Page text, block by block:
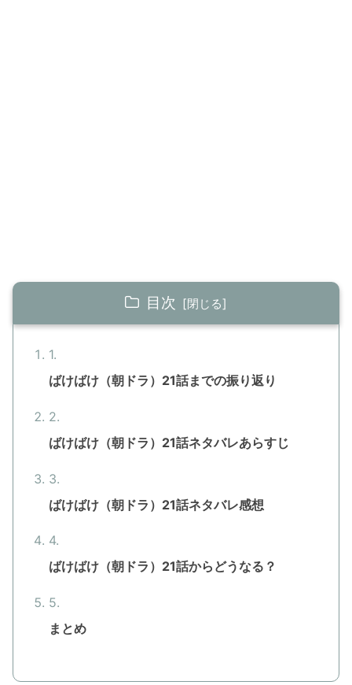
目次
ばけばけ（朝ドラ）21話までの振り返り
ばけばけ（朝ドラ）21話ネタバレあらすじ
ばけばけ（朝ドラ）21話ネタバレ感想
ばけばけ（朝ドラ）21話からどうなる？
まとめ